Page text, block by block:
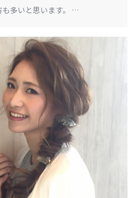
も多いと思います。 …